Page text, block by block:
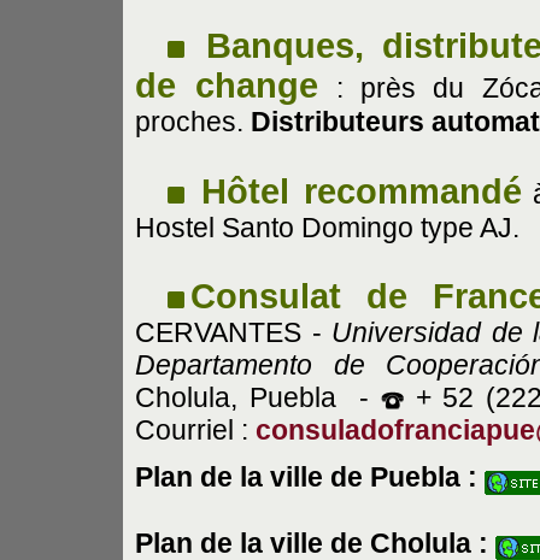
Banques,
de change : près du
proches. Distributeurs
Hôtel recommandé
Hostel Santo Domingo type AJ.
Consulat de
CERVANTES - Universidad de
Departamento de
Cholula, Puebla -
+ 52
Courriel :
Plan de la ville de Puebla :
Plan de la ville de Cholula :